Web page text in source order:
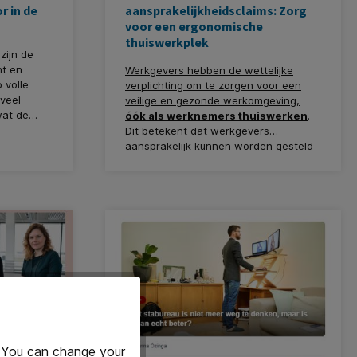
in de
de
en
volle
de
hoe
kantoor
In
een
jij en je
aansprakelijkheidsclaims: Zorg
voor een ergonomische
thuiswerkplek
Werkgevers hebben de wettelijke
verplichting om te zorgen voor een
veilige en gezonde werkomgeving,
óók als werknemers thuiswerken.
Dit betekent dat werkgevers
aansprakelijk kunnen worden gesteld
can change your